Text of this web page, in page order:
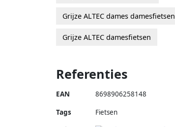
Grijze ALTEC dames damesfietsen
Grijze ALTEC damesfietsen
Referenties
EAN 8698906258148
Tags
Fietsen